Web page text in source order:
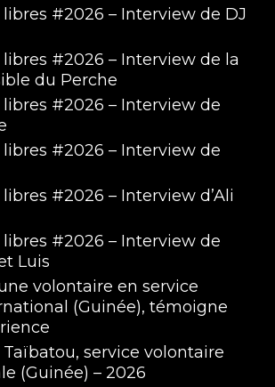
#2026 – Interview de DJ
#2026 – Interview de la
du Perche
#2026 – Interview de
#2026 – Interview de
#2026 – Interview d’Ali
#2026 – Interview de
Luis
volontaire en service
(Guinée), témoigne
Taïbatou, service volontaire
(Guinée) – 2026